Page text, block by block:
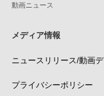
動画ニュース
メディア情報
ニュースリリース/動画
プライバシーポリシー